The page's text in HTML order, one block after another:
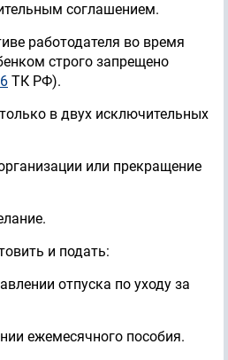
соглашением.
работодателя во время
строго запрещено
ТК РФ).
в двух исключительных
или прекращение
и подать:
отпуска по уходу за
ежемесячного пособия.